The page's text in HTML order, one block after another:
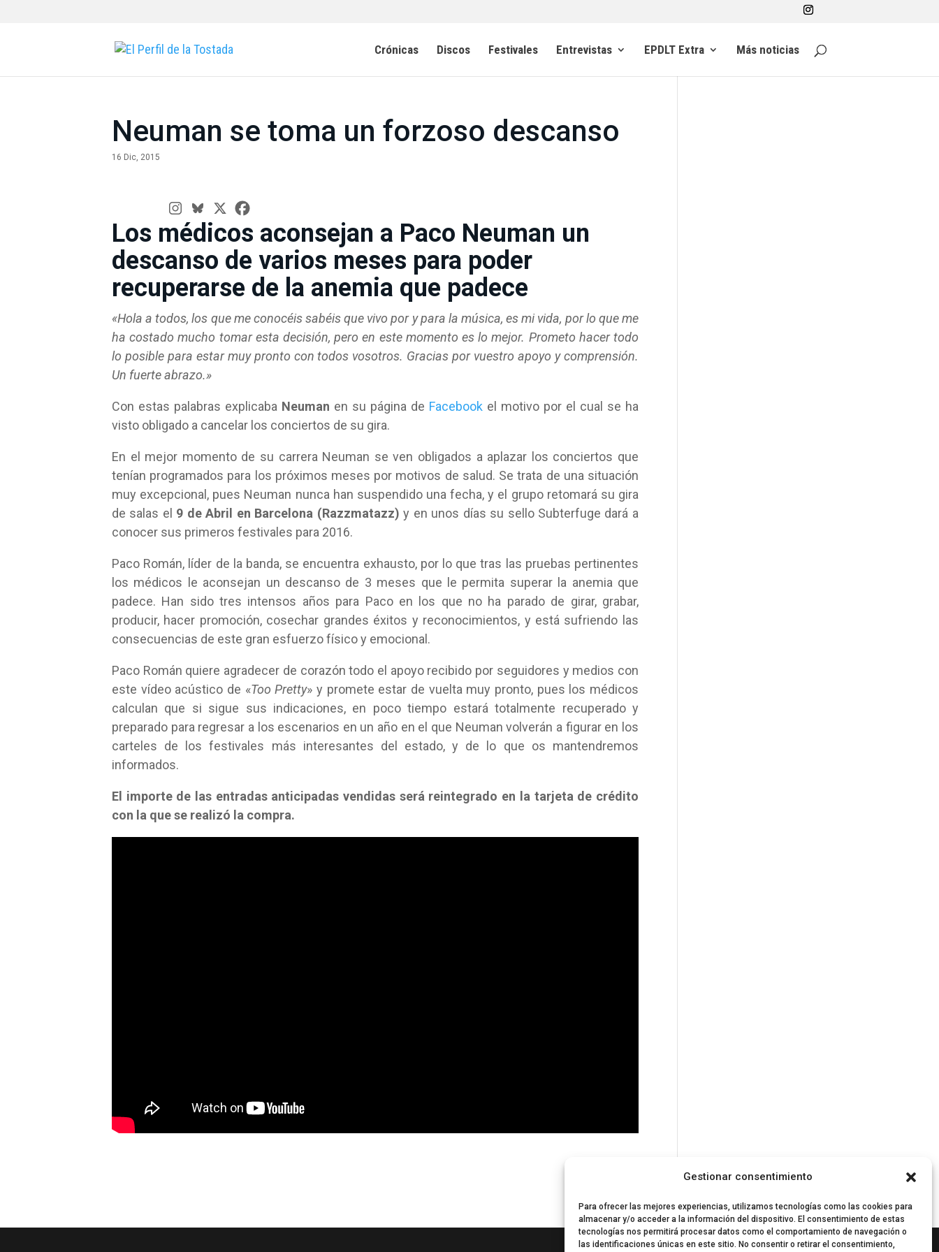
Gestionar consentimiento
Para ofrecer las mejores experiencias, utilizamos tecnologías como las cookies para
almacenar y/o acceder a la información del dispositivo. El consentimiento de estas
tecnologías nos permitirá procesar datos como el comportamiento de navegación o
las identificaciones únicas en este sitio. No consentir o retirar el consentimiento,
Crónicas Discos Festivales Entrevistas EPDLT Extra Más noticias
Neuman se toma un forzoso descanso
16 Dic, 2015
Los médicos aconsejan a Paco Neuman un
descanso de varios meses para poder
recuperarse de la anemia que padece
«Hola a todos, los que me conocéis sabéis que vivo por y para la música, es mi vida, por lo que me
ha costado mucho tomar esta decisión, pero en este momento es lo mejor. Prometo hacer todo
lo posible para estar muy pronto con todos vosotros. Gracias por vuestro apoyo y comprensión.
Un fuerte abrazo.»
Con estas palabras explicaba Neuman en su página de Facebook el motivo por el cual se ha
visto obligado a cancelar los conciertos de su gira.
En el mejor momento de su carrera Neuman se ven obligados a aplazar los conciertos que
tenían programados para los próximos meses por motivos de salud. Se trata de una situación
muy excepcional, pues Neuman nunca han suspendido una fecha, y el grupo retomará su gira
de salas el 9 de Abril en Barcelona (Razzmatazz) y en unos días su sello Subterfuge dará a
conocer sus primeros festivales para 2016.
Paco Román, líder de la banda, se encuentra exhausto, por lo que tras las pruebas pertinentes
los médicos le aconsejan un descanso de 3 meses que le permita superar la anemia que
padece. Han sido tres intensos años para Paco en los que no ha parado de girar, grabar,
producir, hacer promoción, cosechar grandes éxitos y reconocimientos, y está sufriendo las
consecuencias de este gran esfuerzo físico y emocional.
Paco Román quiere agradecer de corazón todo el apoyo recibido por seguidores y medios con
este vídeo acústico de «Too Pretty» y promete estar de vuelta muy pronto, pues los médicos
calculan que si sigue sus indicaciones, en poco tiempo estará totalmente recuperado y
preparado para regresar a los escenarios en un año en el que Neuman volverán a figurar en los
carteles de los festivales más interesantes del estado, y de lo que os mantendremos
informados.
El importe de las entradas anticipadas vendidas será reintegrado en la tarjeta de crédito
con la que se realizó la compra.